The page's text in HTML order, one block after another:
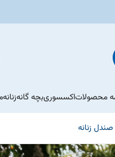
محصولاتاکسسوریبچه گانهزنانه
صندل زنانه